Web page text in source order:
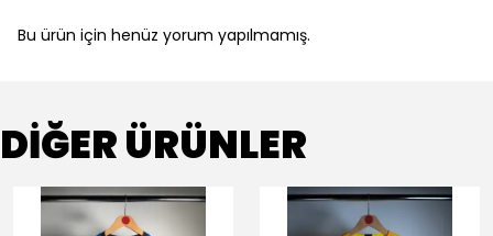
Bu ürün için henüz yorum yapılmamış.
DİĞER ÜRÜNLER